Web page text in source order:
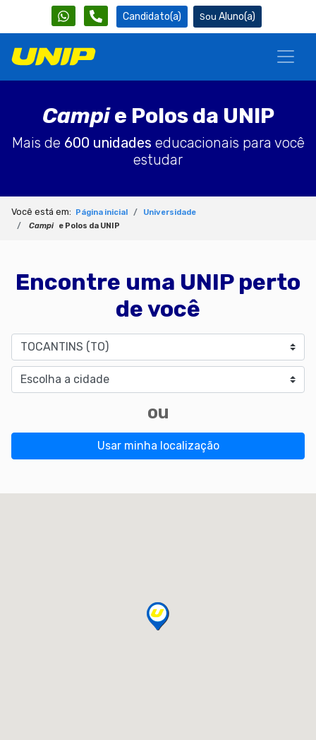
Candidato(a) Aluno(a)
Campie Polos da UNIP
Mais de 600 unidades educacionais para você
estudar
Você está em: Página inicial
Universidade
Campi
e Polos da UNIP
Encontre uma UNIP perto
de você
Estado
Cidade
ou
Usar minha localização